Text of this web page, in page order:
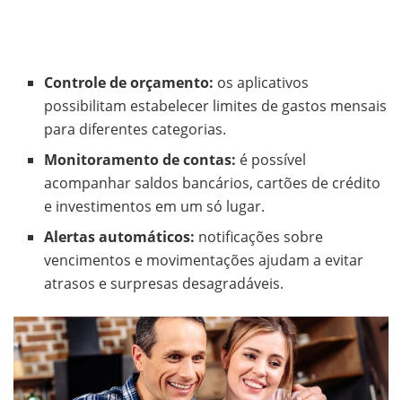
Controle de orçamento: os aplicativos
possibilitam estabelecer limites de gastos mensais
para diferentes categorias.
Monitoramento de contas: é possível
acompanhar saldos bancários, cartões de crédito
e investimentos em um só lugar.
Alertas automáticos: notificações sobre
vencimentos e movimentações ajudam a evitar
atrasos e surpresas desagradáveis.